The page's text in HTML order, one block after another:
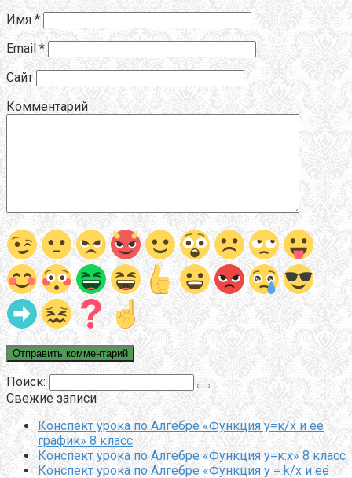
Имя *
Email *
Сайт
Комментарий
Поиск:
Свежие записи
Конспект урока по Алгебре «Функция у=к/х и её
график» 8 класс
Конспект урока по Алгебре «Функция у=к:х» 8 класс
Конспект урока по Алгебре «Функция y = k/x и её